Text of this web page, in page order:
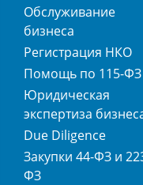
Обслуживание
бизнеса
Регистрация НКО
Помощь по 115-ФЗ
Юридическая
экспертиза
Due Diligence
Закупки 44-ФЗ и
ФЗ